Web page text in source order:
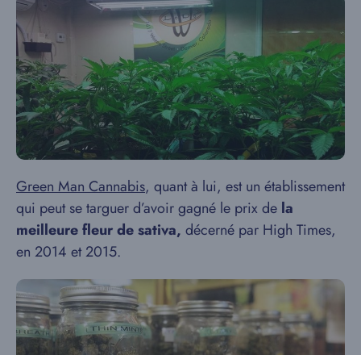
Green Man Cannabis, quant à lui, est un établissement
qui peut se targuer d’avoir gagné le prix de la
meilleure fleur de sativa, décerné par High Times,
en 2014 et 2015.